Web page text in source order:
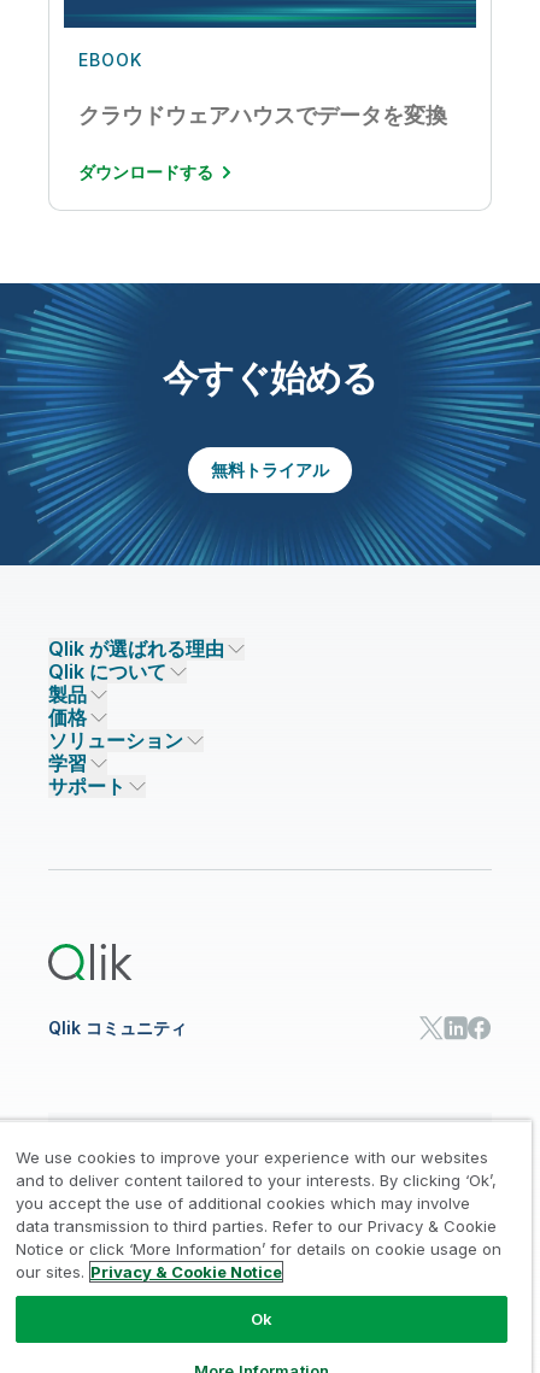
EBOOK
クラウドウェアハウスでデータを変換
ダウンロードする
今すぐ始める
無料トライアル
Qlik が選ばれる理由
Qlik が選ばれる理由
信頼とセキュリティ
信頼とプライバシー
信頼と AI
主なテクノロジーパートナー
データソースとターゲット
Qlik について
企業情報
採用情報
ニュースルーム
事業所 / 連絡先
製品
データ統合とデータ品質
Qlik Talend
Qlik Talend Cloud
Talend Data Fabric
Qlik Cloud Analytics
価格
データ統合
データ分析
AI / 機械学習
ソリューション
ソリューションパートナー
パートナー検索
学習
イベント
サポート
Qlik コミュニティ
法的規約 / プライバシーとクッキー通知 / 商標 /
Trust / 利用規約 / 個人情報取り扱い申請
© 1993-2026 QlikTech International
AB, All Rights Reserved
We use cookies to improve your experience with our websites
and to deliver content tailored to your interests. By clicking ‘Ok’,
you accept the use of additional cookies which may involve
data transmission to third parties. Refer to our Privacy & Cookie
Notice or click ‘More Information’ for details on cookie usage on
our sites. Privacy & Cookie Notice
Ok